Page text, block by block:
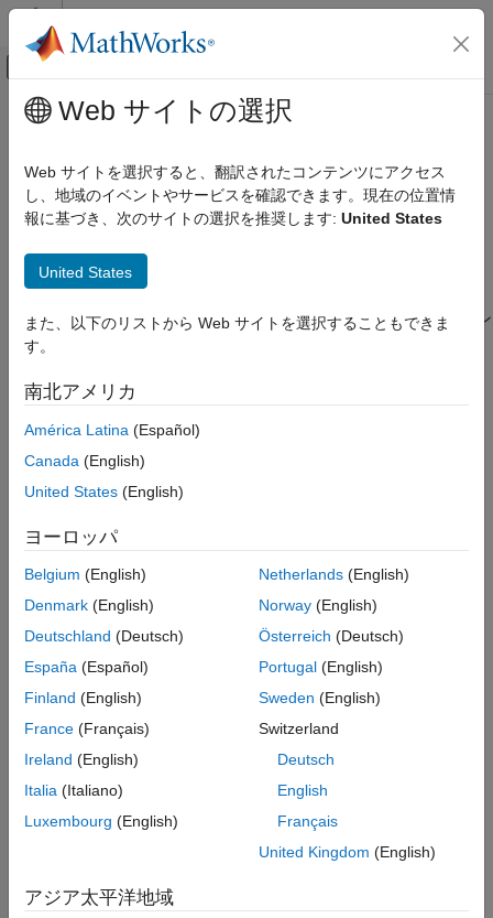
コンテンツへスキップ
オフキャンバス ナビゲーション メ
ドキュメンテーションのホーム
Simulink でサポートされているハードウェア
LEGO MINDSTORMS EV3 ハードウェア
LEGO MINDSTORMS EV3 ハードウェアの
項目一覧
サポート パッケージのインストール、更
ハードウェア セットアップ
メインコンテンツ
LEGO MINDSTORMS
ウェアのサポートのインストール
Simulink ® Support Package for LEGO ®MINDSTORMS®EV3
EV3 ハードウェアのサポートを Simulink 製品に追加できます。
このプロセスにより、以下のものがホスト コンピューターにイン
サードパーティ製のソフトウェア開発ツール
Simulink ブロック ライブラリ
このインストールを完了して EV3 ハードウェアを設定すると、
LEGO MINDSTORMS EV3 ハードウェアで Simulink モデルを実
行できます。
便宜上、このドキュメントでは、EV3 ハードウェアを "ハードウ
ェア" または "ターゲット ハードウェア" とも表記しています。
サポート パッケージのインストール、更新、または
アンインストール
サポート パッケージのインストール
[ハードウェア サポート パッケージの入手]
す。
Web サイトの選択
Web サイトを選択すると、翻訳されたコンテンツにアクセス
し、地域のイベントやサービスを確認できます。現在の位置情
報に基づき、次のサイトの選択を推奨します: United States
United States
また、以下のリストから Web サイトを選択することもできま
す。
南北アメリカ
América Latina (Español)
Canada (English)
United States (English)
ヨーロッパ
Belgium (English)
Denmark (English)
Deutschland (Deutsch)
España (Español)
Finland (English)
France (Français)
Ireland (English)
Italia (Italiano)
Luxembourg (English)
Netherlands(English)
Norway(English)
Österreich (Deutsch)
Portugal(English)
Sweden (English)
Switzerland
Deutsch
English
Français
United Kingdom (English)
アジア太平洋地域